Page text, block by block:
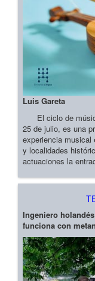
Luis Gareta
El ciclo de
25 de julio, es una
experiencia musical
y localidades
actuaciones la
Ingeniero
funciona con